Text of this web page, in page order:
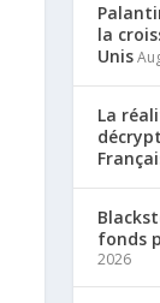
la
Unis
La
fonds
2026